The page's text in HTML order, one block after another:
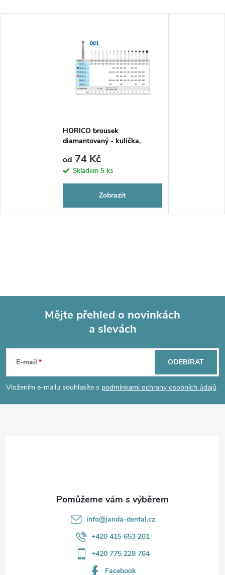
HORICO brousek
diamantovaný - kulička,
od 74 Kč
Skladem 5 ks
Zobrazit
p
a
Mějte přehled o novinkách
a slevách
E-mail
Vložením e-mailu souhlasíte s podmínkami ochrany osobních údajů
ODEBÍRAT
info@janda-dental.cz
+420 415 653 201
+420 775 228 764
Facebook